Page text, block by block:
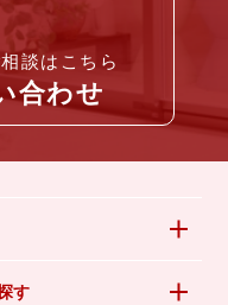
談はこちら
合わせ
す